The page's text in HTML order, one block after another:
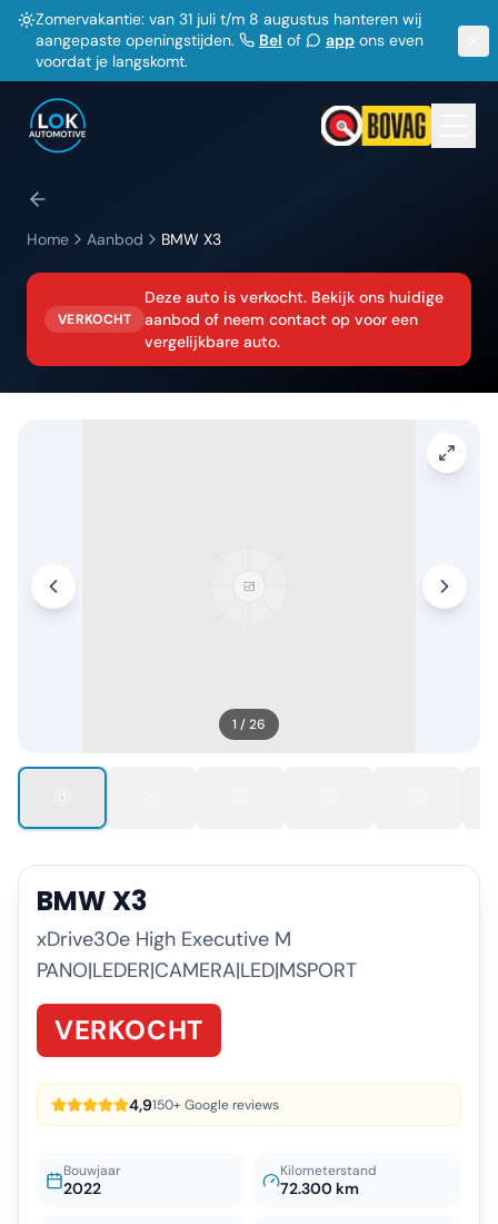
Zomervakantie: van 31 juli t/m 8 augustus hanteren wij
aangepaste openingstijden.
Bel of app ons even
voordat je langskomt.
Home Aanbod BMW X3
VERKOCHT
Deze auto is verkocht. Bekijk ons huidige
aanbod of neem contact op voor een
vergelijkbare auto.
1 /26
BMWX3
xDrive30e High Executive M
PANO|LEDER|CAMERA|LED|MSPORT
VERKOCHT
4,9150+ Google reviews
Bouwjaar
2022
Kilometerstand
72.300 km